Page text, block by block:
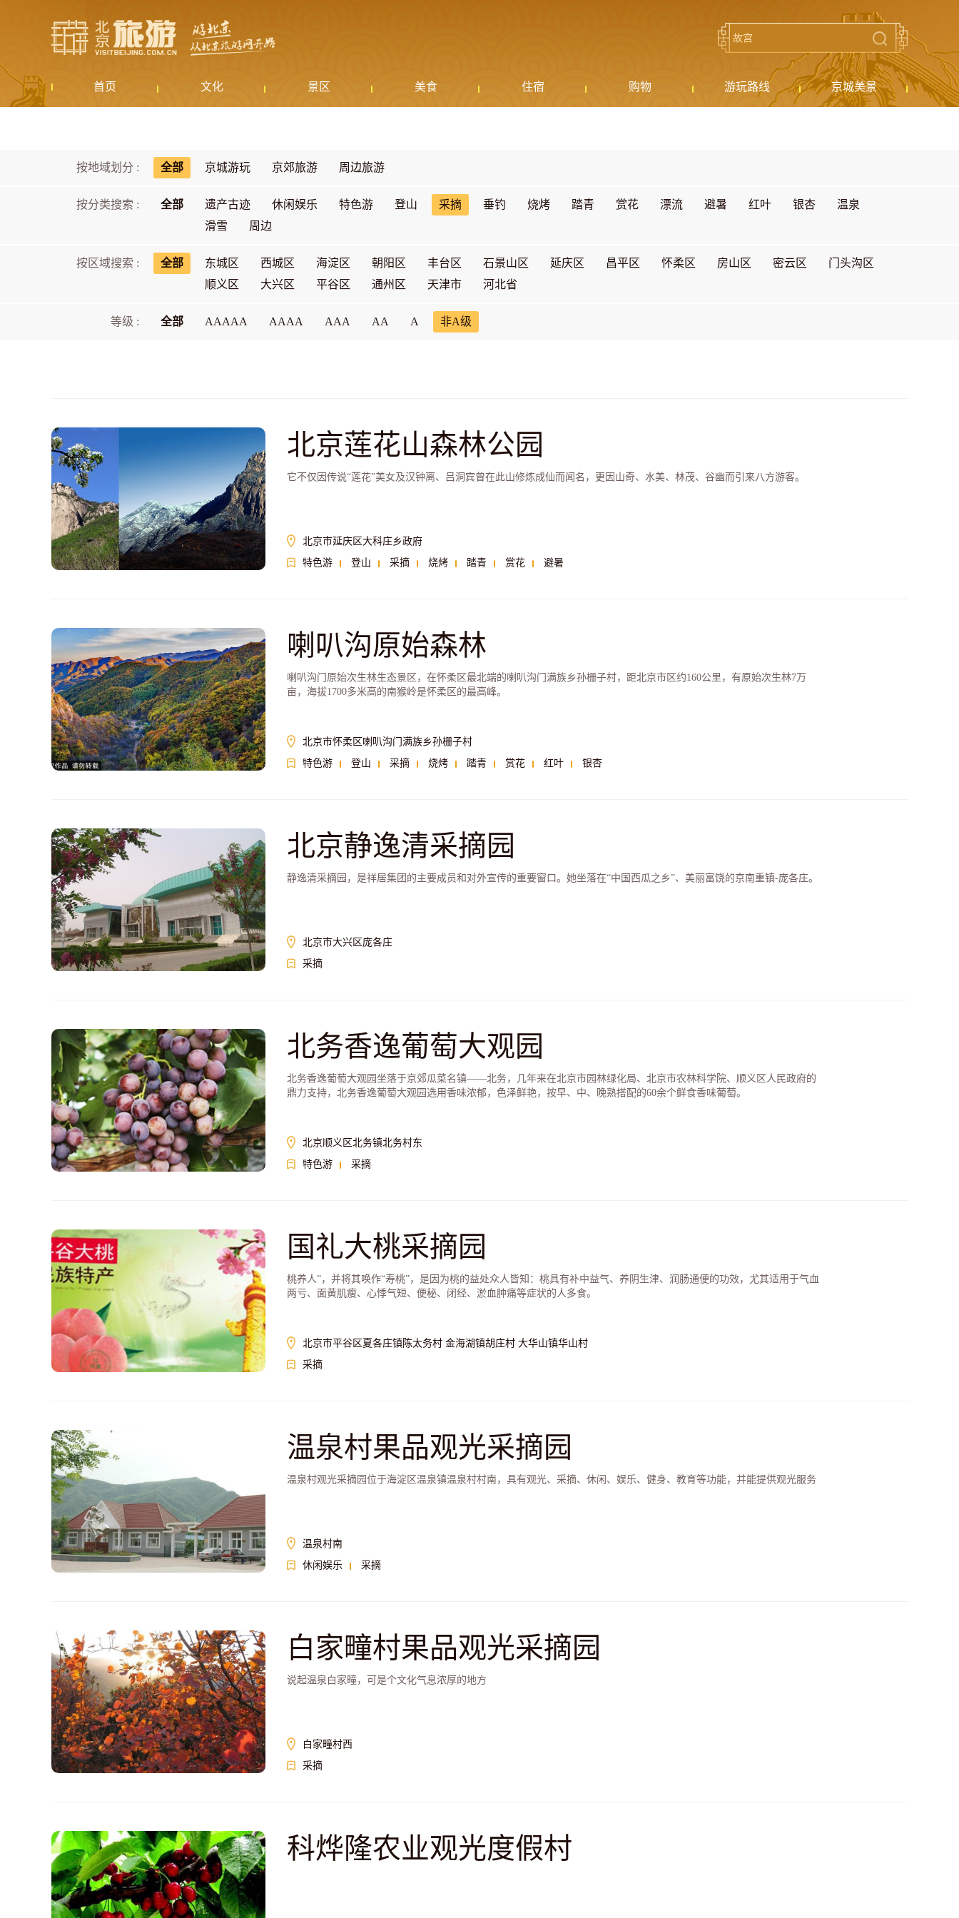
首页 文化 景区 美食 住宿 购物 游玩路线 京城美景
按地域划分 : 全部 京城游玩 京郊旅游 周边旅游
按分类搜索 : 全部 遗产古迹 休闲娱乐 特色游 登山 采摘 垂钓 烧烤 踏青 赏花 漂流 避暑 红叶 银杏
温泉
滑雪
周边
按区域搜索 : 全部 东城区 西城区 海淀区 朝阳区 丰台区 石景山区 延庆区 昌平区 怀柔区 房山区 密云区
门头沟区
顺义区
大兴区 平谷区 通州区 天津市 河北省
等级 : 全部 AAAAA AAAA AAA AA A 非A级
北京莲花山森林公园
它不仅因传说“莲花”美女及汉钟离、吕洞宾曾在此山修炼成仙而闻名，更因山奇、水美、林茂、谷幽而引来八方游客。
北京市延庆区大科庄乡政府
特色游
登山 采摘 烧烤 踏青 赏花 避暑
喇叭沟原始森林
喇叭沟门原始次生林生态景区，在怀柔区最北端的喇叭沟门满族乡孙栅子村，距北京市区约160公里，有原始次生林7万
亩，海拔1700多米高的南猴岭是怀柔区的最高峰。
北京市怀柔区喇叭沟门满族乡孙栅子村
特色游
登山 采摘 烧烤 踏青 赏花 红叶 银杏
北京静逸清采摘园
静逸清采摘园，是祥居集团的主要成员和对外宣传的重要窗口。她坐落在“中国西瓜之乡”、美丽富饶的京南重镇-庞各庄。
北京市大兴区庞各庄
采摘
北务香逸葡萄大观园
北务香逸葡萄大观园坐落于京郊瓜菜名镇——北务，几年来在北京市园林绿化局、北京市农林科学院、顺义区人民政府的
鼎力支持，北务香逸葡萄大观园选用香味浓郁，色泽鲜艳，按早、中、晚熟搭配的60余个鲜食香味葡萄。
北京顺义区北务镇北务村东
特色游
采摘
国礼大桃采摘园
桃养人”，并将其唤作“寿桃”，是因为桃的益处众人皆知：桃具有补中益气、养阴生津、润肠通便的功效，尤其适用于气血
两亏、面黄肌瘦、心悸气短、便秘、闭经、淤血肿痛等症状的人多食。
北京市平谷区夏各庄镇陈太务村 金海湖镇胡庄村 大华山镇华山村
采摘
温泉村果品观光采摘园
温泉村观光采摘园位于海淀区温泉镇温泉村村南，具有观光、采摘、休闲、娱乐、健身、教育等功能，并能提供观光服务
温泉村南
休闲娱乐
采摘
白家疃村果品观光采摘园
说起温泉白家疃，可是个文化气息浓厚的地方
白家疃村西
采摘
科烨隆农业观光度假村